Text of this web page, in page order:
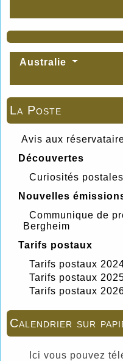
Australie
La Poste
Avis aux
Découvertes
Curiosités postales
Nouvelles
Communique de
Bergheim
Tarifs postaux
Tarifs postaux
Tarifs postaux
Tarifs postaux
Calendrier sur
Ici vous pouvez